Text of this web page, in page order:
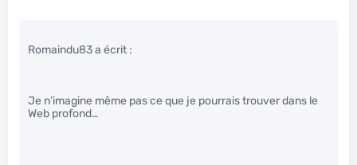
Romaindu83 a écrit :
Je n’imagine même pas ce que je pourrais trouver dans le
Web profond…